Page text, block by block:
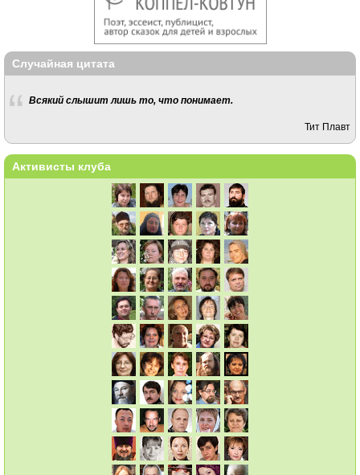
Случайная цитата
Всякий слышит лишь то, что понимает.
Тит Плавт
Активисты клуба